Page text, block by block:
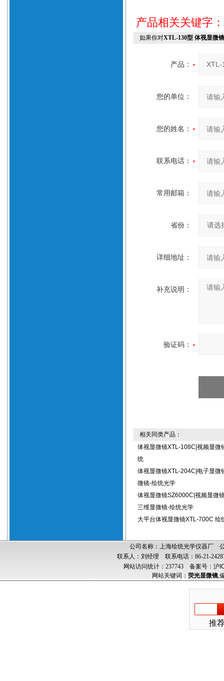
产品相关关键字
如果你对XTL-130型 体视显微
产品：
您的单位：
您的姓名：
联系电话：
常用邮箱：
省份：
详细地址：
补充说明：
验证码：
相关同类产品：
体视显微镜XTL-108C|视频显微
统
体视显微镜XTL-204C|电子显微
微镜-绘统光学
体视显微镜SZ6000C|视频显微
三维显微镜-绘统光学
大平台体视显微镜XTL-700C 绘
公司名称：上海绘统光学仪器厂
联系人：刘经理 联系电话：86-21-
网站访问统计：237743 备案号：沪
网站关键词： 荧光显微镜,
推